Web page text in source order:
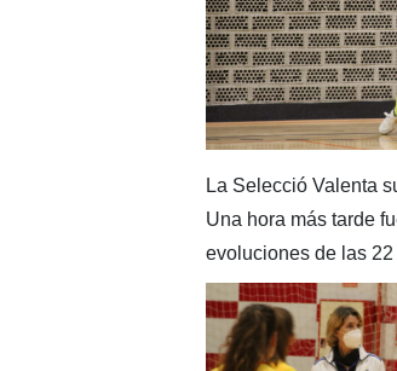
La Selecció Valenta
Una hora más tarde
evoluciones de las